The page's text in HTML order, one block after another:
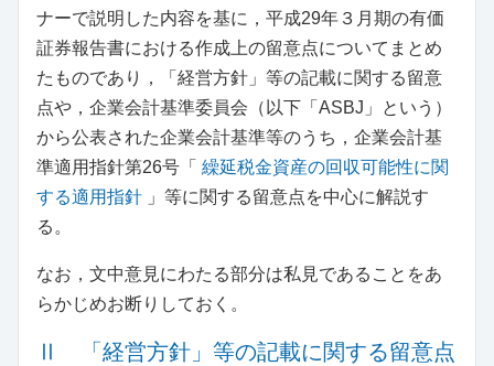
ナーで説明した内容を基に，平成29年３月期の有価
証券報告書における作成上の留意点についてまとめ
たものであり，「経営方針」等の記載に関する留意
点や，企業会計基準委員会（以下「ASBJ」という）
から公表された企業会計基準等のうち，企業会計基
準適用指針第26号「 繰延税金資産の回収可能性に関
する適用指針 」等に関する留意点を中心に解説す
る。
なお，文中意見にわたる部分は私見であることをあ
らかじめお断りしておく。
Ⅱ 「経営方針」等の記載に関する留意点